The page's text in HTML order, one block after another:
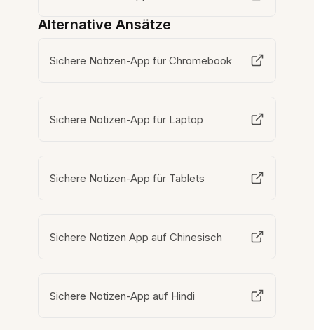
Alternative Ansätze
Sichere Notizen-App für Chromebook
Sichere Notizen-App für Laptop
Sichere Notizen-App für Tablets
Sichere Notizen App auf Chinesisch
Sichere Notizen-App auf Hindi